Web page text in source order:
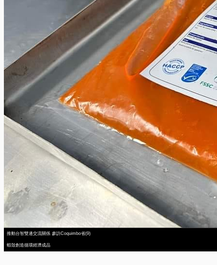
推動台智雙邊交流關係 參訪Coquimbo省(9)
蝦殼創造循環經濟成品